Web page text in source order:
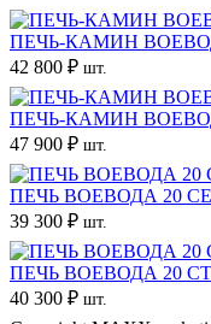
ПЕЧЬ-КАМИН
42 800 ₽ шт.
ПЕЧЬ-КАМИН
47 900 ₽ шт.
ПЕЧЬ ВОЕВОДА 20
39 300 ₽ шт.
ПЕЧЬ ВОЕВОДА 20
40 300 ₽ шт.